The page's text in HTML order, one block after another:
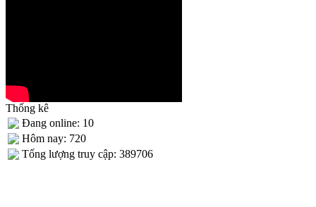
Thống kê
Đang online: 10
Hôm nay: 720
Tống lượng truy cập: 389706